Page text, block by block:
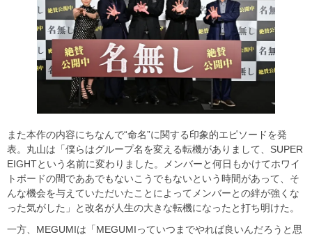
また本作の内容にちなんで“命名”に関する印象的エピソードを発
表。丸山は「僕らはグループ名を変える転機がありまして、SUPER
EIGHTという名前に変わりました。メンバーと何日もかけてホワイ
トボードの間でああでもないこうでもないという時間があって、そ
んな機会を与えていただいたことによってメンバーとの絆が強くな
った気がした」と改名が人生の大きな転機になったと打ち明けた。
一方、MEGUMIは「MEGUMIっていつまでやれば良いんだろうと思